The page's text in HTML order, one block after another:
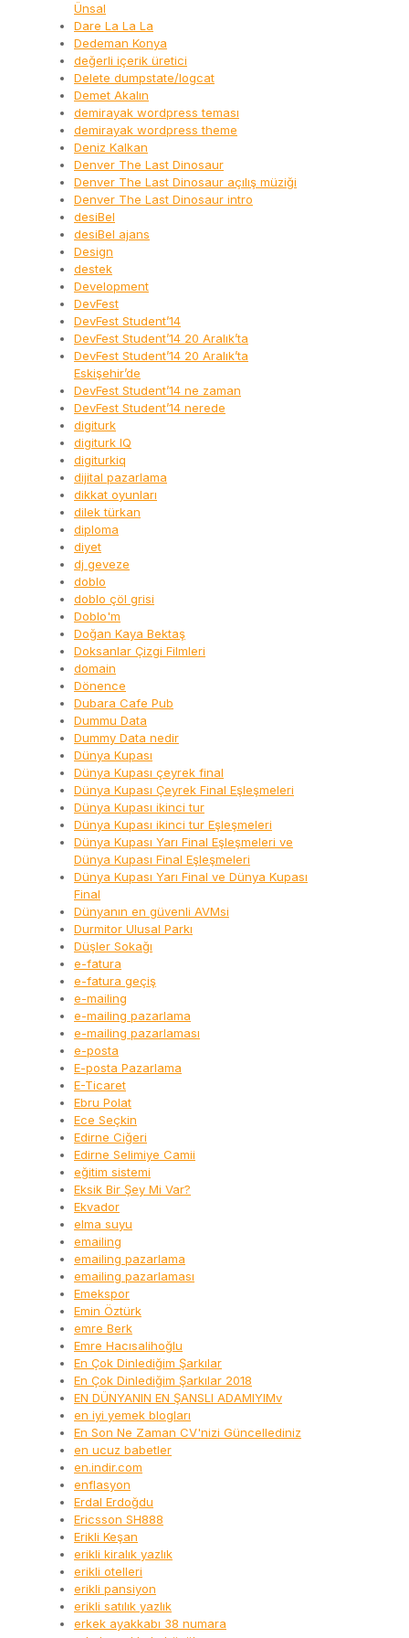
Ünsal
Dare La La La
Dedeman Konya
değerli içerik üretici
Delete dumpstate/logcat
Demet Akalın
demirayak wordpress teması
demirayak wordpress theme
Deniz Kalkan
Denver The Last Dinosaur
Denver The Last Dinosaur açılış müziği
Denver The Last Dinosaur intro
desiBel
desiBel ajans
Design
destek
Development
DevFest
DevFest Student’14
DevFest Student’14 20 Aralık’ta
DevFest Student’14 20 Aralık’ta
Eskişehir’de
DevFest Student’14 ne zaman
DevFest Student’14 nerede
digiturk
digiturk IQ
digiturkiq
dijital pazarlama
dikkat oyunları
dilek türkan
diploma
diyet
dj geveze
doblo
doblo çöl grisi
Doblo'm
Doğan Kaya Bektaş
Doksanlar Çizgi Filmleri
domain
Dönence
Dubara Cafe Pub
Dummu Data
Dummy Data nedir
Dünya Kupası
Dünya Kupası çeyrek final
Dünya Kupası Çeyrek Final Eşleşmeleri
Dünya Kupası ikinci tur
Dünya Kupası ikinci tur Eşleşmeleri
Dünya Kupası Yarı Final Eşleşmeleri ve
Dünya Kupası Final Eşleşmeleri
Dünya Kupası Yarı Final ve Dünya Kupası
Final
Dünyanın en güvenli AVMsi
Durmitor Ulusal Parkı
Düşler Sokağı
e-fatura
e-fatura geçiş
e-mailing
e-mailing pazarlama
e-mailing pazarlaması
e-posta
E-posta Pazarlama
E-Ticaret
Ebru Polat
Ece Seçkin
Edirne Ciğeri
Edirne Selimiye Camii
eğitim sistemi
Eksik Bir Şey Mi Var?
Ekvador
elma suyu
emailing
emailing pazarlama
emailing pazarlaması
Emekspor
Emin Öztürk
emre Berk
Emre Hacısalihoğlu
En Çok Dinlediğim Şarkılar
En Çok Dinlediğim Şarkılar 2018
EN DÜNYANIN EN ŞANSLI ADAMIYIMv
en iyi yemek blogları
En Son Ne Zaman CV'nizi Güncellediniz
en ucuz babetler
en.indir.com
enflasyon
Erdal Erdoğdu
Ericsson SH888
Erikli Keşan
erikli kiralık yazlık
erikli otelleri
erikli pansiyon
erikli satılık yazlık
erkek ayakkabı 38 numara